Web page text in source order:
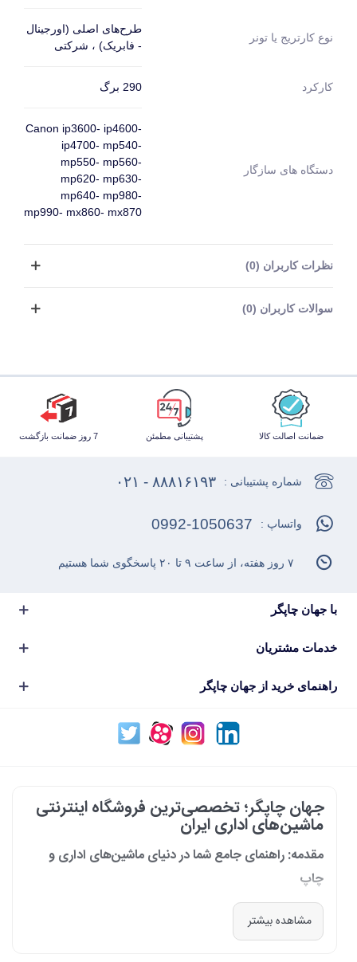
نوع کارتریج یا تونر
طرح‌های اصلی (اورجینال
- فابریک) ، شرکتی
کارکرد 290 برگ
دستگاه های سازگار
Canon ip3600- ip4600-
ip4700- mp540-
mp550- mp560-
mp620- mp630-
mp640- mp980-
mp990- mx860- mx870
نظرات کاربران (0)
سوالات کاربران (0)
ضمانت اصالت کالا پشتیبانی مطمئن 7 روز ضمانت بازگشت
با جهان چاپگر
خدمات مشتریان
راهنمای خرید از جهان چاپگر
شماره پشتیبانی : ۸۸۸۱۶۱۹۳ - ۰۲۱
واتساپ : 0992-1050637
۷ روز هفته، از ساعت ۹ تا ۲۰ پاسخگوی شما هستیم
جهان چاپگر؛ تخصصی‌ترین فروشگاه اینترنتی
ماشین‌های اداری ایران
مقدمه: راهنمای جامع شما در دنیای ماشین‌های اداری و
چاپ
در دنیای پرشتاب امروز که کسب‌وکارها و سازمان‌ها برای افزایش بهره‌وری خود به
فناوری‌های نوین وابسته‌اند، دسترسی به ابزارهای کارآمد و قابل اعتماد یک
مشاهده بیشتر